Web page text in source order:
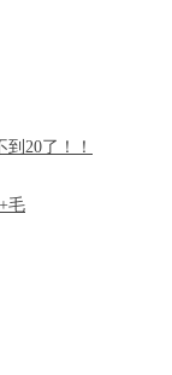
20了！！
毛